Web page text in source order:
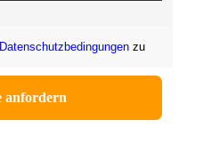
Datenschutzbedingungenzu